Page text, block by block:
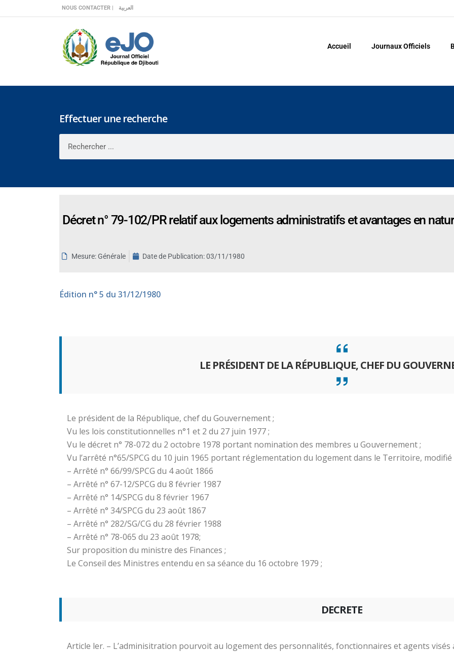
adapter
NOUS CONTACTER | العربية
Accueil Journaux Officiels
Effectuer une recherche
Décret n° 79-102/PR relatif aux logements administratifs et avantages en
Mesure: Générale Date de Publication:03/11/1980
Édition n° 5 du 31/12/1980
LE PRÉSIDENT DE LA RÉPUBLIQUE, CHEF DU
Le président de la République, chef du Gouvernement ;
Vu les lois constitutionnelles n°1 et 2 du 27 juin 1977 ;
Vu le décret n° 78-072 du 2 octobre 1978 portant nomination des membres u Gouvernement ;
Vu l’arrêté n°65/SPCG du 10 juin 1965 portant réglementation du logement dans le Territoire, modifié
– Arrêté n° 66/99/SPCG du 4 août 1866
– Arrêté n° 67-12/SPCG du 8 février 1987
– Arrêté n° 14/SPCG du 8 février 1967
– Arrêté n° 34/SPCG du 23 août 1867
– Arrêté n° 282/SG/CG du 28 février 1988
– Arrêté n° 78-065 du 23 août 1978;
Sur proposition du ministre des Finances ;
Le Conseil des Ministres entendu en sa séance du 16 octobre 1979 ;
DECRETE
Article ler. – L’adminisitration pourvoit au logement des personnalités, fonctionnaires et agents visés